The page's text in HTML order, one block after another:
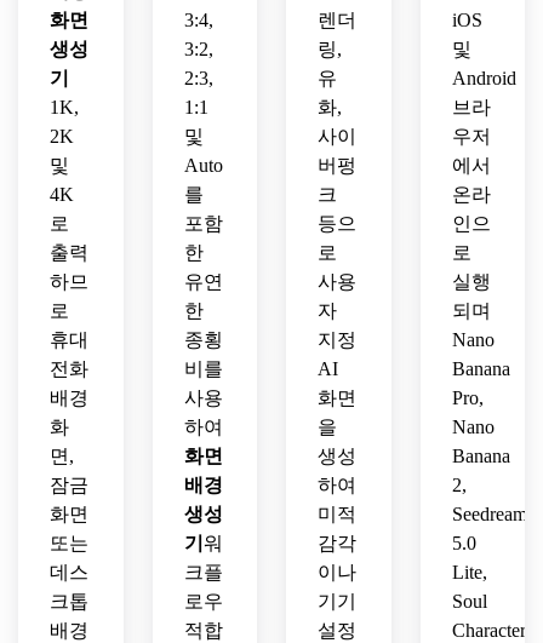
고급
스러
운 가
정이
나 잠
금 화
면을
위해
인되
었습
니다.
형 개
인화
된 화
면을
위한
고해
상도
마감.
화면
생성
기
1K,
2K
및
4K
로
출력
하므
로
휴대
전화
배경
화
면,
잠금
화면
또는
데스
크톱
배경
3:4,
3:2,
2:3,
1:1
및
Auto
를
포함
한
유연
한
종횡
비를
사용
하여
화면
배경
생성
기 워
크플
로우
적합
렌더
링,
유
화,
사이
버펑
크
등으
로
사용
자
지정
AI
화면
을
생성
하여
미적
감각
이나
기기
설정
iOS
및
Android
브라
우저
에서
온라
인으
로
실행
되며
Nano
Banana
Pro,
Nano
Banana
2,
Seedream
5.0
Lite,
Soul
Character,